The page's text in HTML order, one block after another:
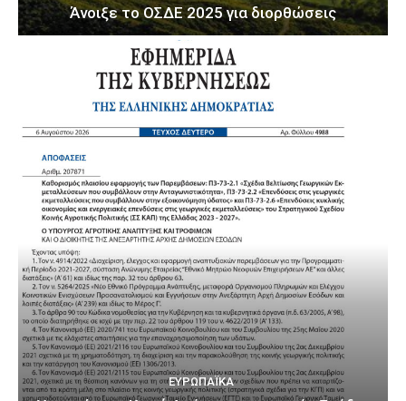
Άνοιξε το ΟΣΔΕ 2025 για διορθώσεις
ΕΥΡΩΠΑΪΚΆ